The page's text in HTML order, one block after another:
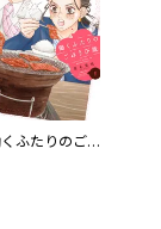
働くふたりのごほうび飯